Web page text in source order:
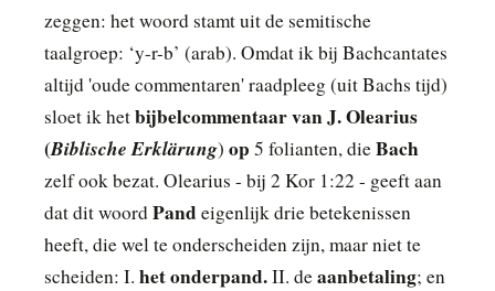
zeggen: het woord stamt uit de semitische
taalgroep: ‘y-r-b’ (arab). Omdat ik bij Bachcantates
altijd 'oude commentaren' raadpleeg (uit Bachs tijd)
sloet ik hetbijbelcommentaar van J. Olearius
(Biblische Erklärung) op 5 folianten, dieBach
zelf ook bezat. Olearius - bij 2 Kor 1:22 - geeft aan
dat dit woordPandeigenlijk drie betekenissen
heeft, die wel te onderscheiden zijn, maar niet te
scheiden: I. het onderpand.II. deaanbetaling; en